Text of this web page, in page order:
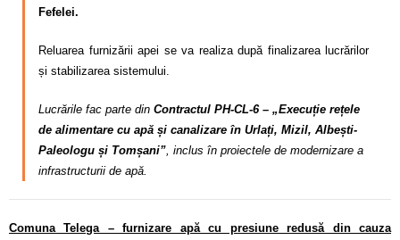
Fefelei.
Reluarea furnizării apei se va realiza după finalizarea lucrărilor
și stabilizarea sistemului.
Lucrările fac parte din Contractul PH-CL-6 – „Execuție rețele
de alimentare cu apă și canalizare în Urlați, Mizil, Albești-
Paleologu și Tomșani”, inclus în proiectele de modernizare a
infrastructurii de apă.
Comuna Telega – furnizare apă cu presiune redusă din cauza